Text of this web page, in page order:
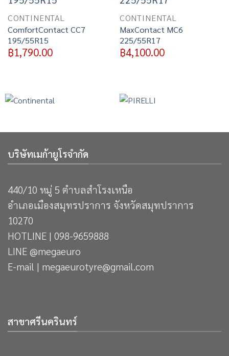
CONTINENTAL
ComfortContact CC7
195/55R15
฿1,790.00
CONTINENTAL
MaxContact MC6
225/55R17
฿4,100.00
บริษัทเมก้ายูโรจำกัด
440/10 หมู่ 5 ตำบลสำโรงเหนือ
อำเภอเมืองสมุทรปราการ จังหวัดสมุทปราการ
10270
HOTLINE | 098-9659888
LINE @megaeuro
E-mail | megaeurotyre@gmail.com
สาขาศรีนครินทร์